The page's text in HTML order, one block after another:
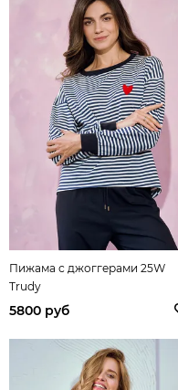
Пижама с джоггерами 25W
Trudy
5800 руб